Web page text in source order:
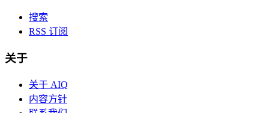
搜索
RSS 订阅
关于
关于 AIQ
内容方针